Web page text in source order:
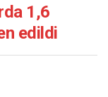
fazla kişi
edildi1,6
edildi